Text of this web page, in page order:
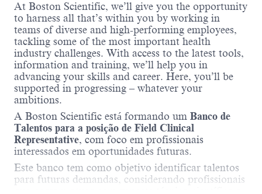
At Boston Scientific, we’ll give you the opportunity
to harness all that’s within you by working in
teams of diverse and high-performing employees,
tackling some of the most important health
industry challenges. With access to the latest tools,
information and training, we’ll help you in
advancing your skills and career. Here, you’ll be
supported in progressing – whatever your
ambitions.
A Boston Scientific está formando um Banco de
Talentos para a posição de Field Clinical
Representative, com foco em profissionais
interessados em oportunidades futuras.
Este banco tem como objetivo identificar talentos
para futuras demandas, considerando profissionais